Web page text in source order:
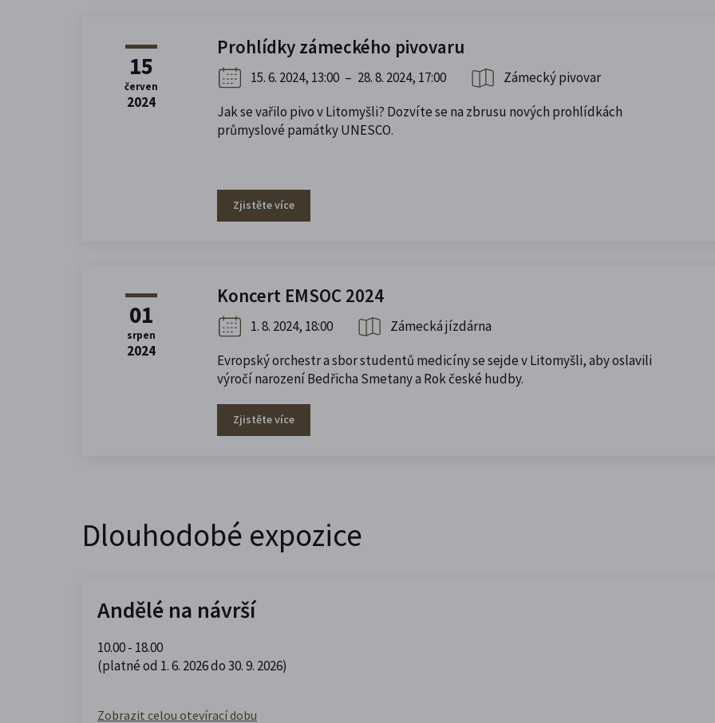
15
červen
2024
Prohlídky zámeckého pivovaru
15. 6. 2024, 13:00 – 28. 8. 2024, 17:00
Zámecký pivovar
Jak se vařilo pivo v Litomyšli? Dozvíte se na zbrusu nových prohlídkách
průmyslové památky UNESCO.
Zjistěte více
01
srpen
2024
Koncert EMSOC 2024
1. 8. 2024, 18:00
Zámecká jízdárna
Evropský orchestr a sbor studentů medicíny se sejde v Litomyšli, aby oslavili
výročí narození Bedřicha Smetany a Rok české hudby.
Zjistěte více
Dlouhodobé expozice
Andělé na návrší
10.00 - 18.00
(platné od 1. 6. 2026 do 30. 9. 2026)
Zobrazit celou otevírací dobu